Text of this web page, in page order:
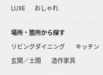
LUXE
おしゃれ
場所・箇所から探す
リビングダイニング
キッチン
玄関／土間
造作家具